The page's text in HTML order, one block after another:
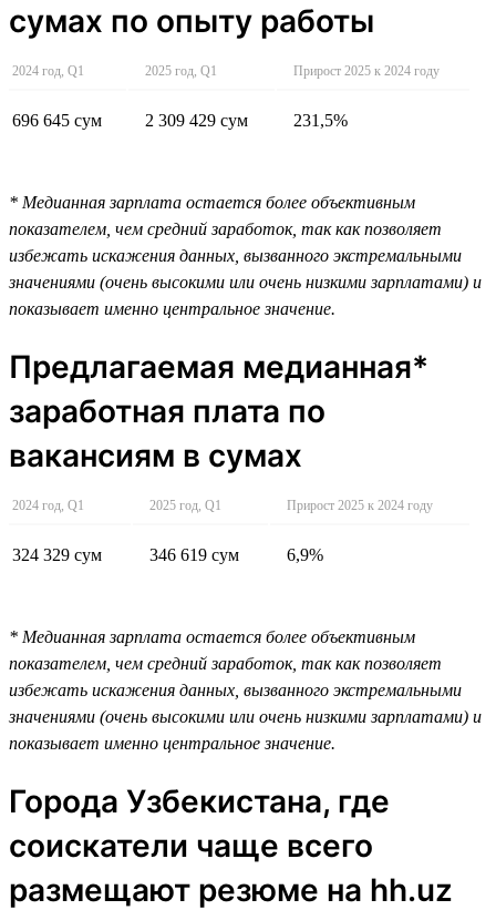
сумах по опыту работы
2024 год, Q1 2025 год, Q1 Прирост 2025 к 2024 году
696 645 сум 2 309 429 сум 231,5%
* Медианная зарплата остается более объективным
показателем, чем средний заработок, так как позволяет
избежать искажения данных, вызванного экстремальными
значениями (очень высокими или очень низкими зарплатами) и
показывает именно центральное значение.
Предлагаемая медианная*
заработная плата по
вакансиям в сумах
2024 год, Q1 2025 год, Q1 Прирост 2025 к 2024 году
324 329 сум 346 619 сум 6,9%
* Медианная зарплата остается более объективным
показателем, чем средний заработок, так как позволяет
избежать искажения данных, вызванного экстремальными
значениями (очень высокими или очень низкими зарплатами) и
показывает именно центральное значение.
Города Узбекистана, где
соискатели чаще всего
размещают резюме на hh.uz